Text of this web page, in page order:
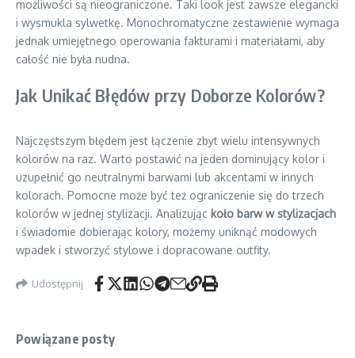
możliwości są nieograniczone. Taki look jest zawsze elegancki
i wysmukla sylwetkę. Monochromatyczne zestawienie wymaga
jednak umiejętnego operowania fakturami i materiałami, aby
całość nie była nudna.
Jak Unikać Błędów przy Doborze Kolorów?
Najczęstszym błędem jest łączenie zbyt wielu intensywnych
kolorów na raz. Warto postawić na jeden dominujący kolor i
uzupełnić go neutralnymi barwami lub akcentami w innych
kolorach. Pomocne może być też ograniczenie się do trzech
kolorów w jednej stylizacji. Analizując koło barw w stylizacjach
i świadomie dobierając kolory, możemy uniknąć modowych
wpadek i stworzyć stylowe i dopracowane outfity.
Udostępnij
Powiązane posty